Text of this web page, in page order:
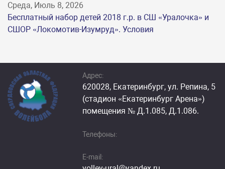
Среда, Июль 8, 2026
Бесплатный набор детей 2018 г.р. в СШ «Уралочка» и
СШОР «Локомотив-Изумруд». Условия
Адрес:
620028, Екатеринбург, ул. Репина, 5
(стадион «Екатеринбург Арена»)
помещения № Д.1.085, Д.1.086.
Телефоны:
E-mail: